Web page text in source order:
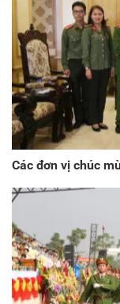
Các đơn vị chúc